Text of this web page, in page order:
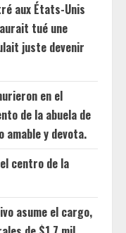
aux États-Unis
tué une
juste devenir
en el
de la abuela de
amable y devota.
centro de la
asume el cargo,